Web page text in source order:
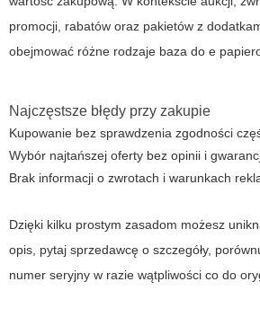
promocji, rabatów oraz pakietów z
obejmować różne rodzaje baza do e
Najczęstsze błędy przy zakupie
Kupowanie bez sprawdzenia zgodności
Wybór najtańszej oferty bez opinii i
Brak informacji o zwrotach i warunkach
Dzięki kilku prostym zasadom możesz
opis, pytaj sprzedawcę o szczegóły,
numer seryjny w razie wątpliwości co do